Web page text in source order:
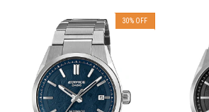
30% OFF